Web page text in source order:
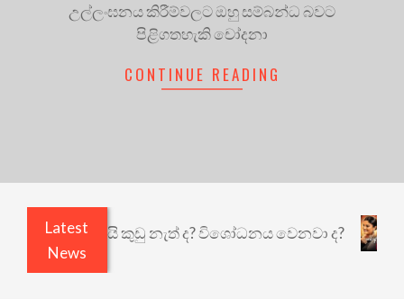
උල්ලංඝනය කිරීම්වලට ඔහු සම්බන්ධ බවට
පිළිගතහැකි චෝදනා
CONTINUE READING
Latest
News
ඇතුළෙයි කුඩු නැත් ද? විශෝධනය වෙනවා ද?